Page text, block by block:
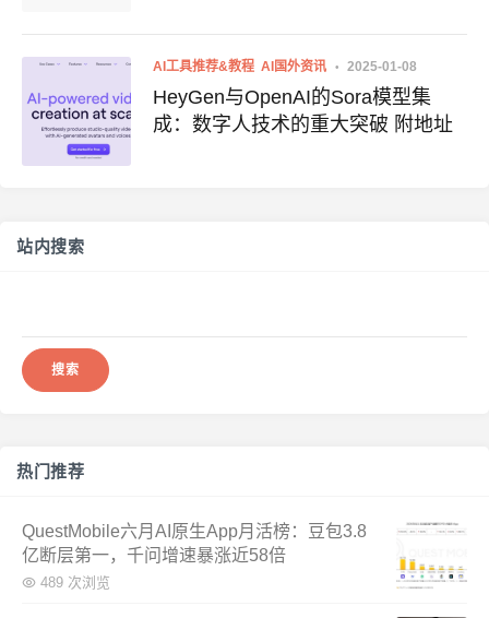
AI工具推荐&教程 AI国外资讯 2025-01-08
HeyGen与OpenAI的Sora模型集
成：数字人技术的重大突破 附地址
站内搜索
热门推荐
QuestMobile六月AI原生App月活榜：豆包3.8
亿断层第一，千问增速暴涨近58倍
489 次浏览